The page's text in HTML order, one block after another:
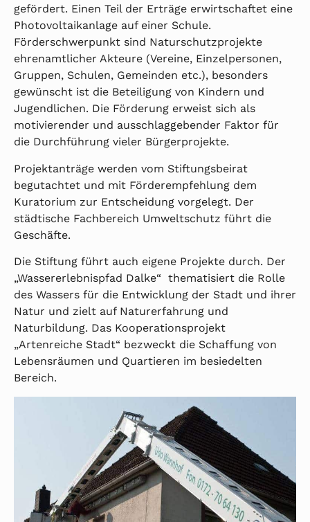
gefördert. Einen Teil der Erträge erwirtschaftet eine
Photovoltaikanlage auf einer Schule.
Förderschwerpunkt sind Naturschutzprojekte
ehrenamtlicher Akteure (Vereine, Einzelpersonen,
Gruppen, Schulen, Gemeinden etc.), besonders
gewünscht ist die Beteiligung von Kindern und
Jugendlichen. Die Förderung erweist sich als
motivierender und ausschlaggebender Faktor für
die Durchführung vieler Bürgerprojekte.
Projektanträge werden vom Stiftungsbeirat
begutachtet und mit Förderempfehlung dem
Kuratorium zur Entscheidung vorgelegt. Der
städtische Fachbereich Umweltschutz führt die
Geschäfte.
Die Stiftung führt auch eigene Projekte durch. Der
„Wassererlebnispfad Dalke“ thematisiert die Rolle
des Wassers für die Entwicklung der Stadt und ihrer
Natur und zielt auf Naturerfahrung und
Naturbildung. Das Kooperationsprojekt
„Artenreiche Stadt“ bezweckt die Schaffung von
Lebensräumen und Quartieren im besiedelten
Bereich.